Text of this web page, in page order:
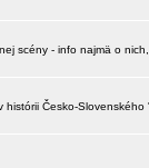
scény - info najmä o
histórii Česko-Slovenského